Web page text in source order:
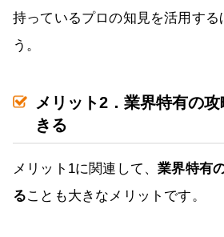
持っているプロの知見を活用する
う。
メリット2．業界特有の
きる
メリット1に関連して、業界特有
ることも大きなメリットです。